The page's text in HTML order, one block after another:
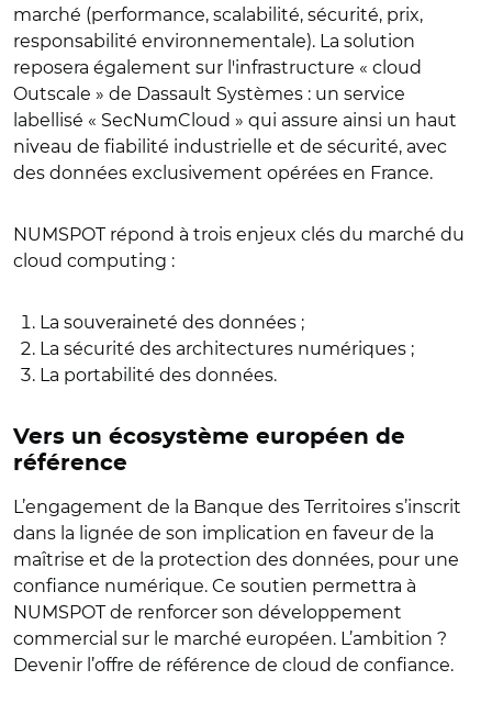
marché (performance, scalabilité, sécurité, prix,
responsabilité environnementale). La solution
reposera également sur l'infrastructure « cloud
Outscale » de Dassault Systèmes : un service
labellisé « SecNumCloud » qui assure ainsi un haut
niveau de fiabilité industrielle et de sécurité, avec
des données exclusivement opérées en France.
NUMSPOT répond à trois enjeux clés du marché du
cloud computing :
La souveraineté des données ;
La sécurité des architectures numériques ;
La portabilité des données.
Vers un écosystème européen de
référence
L’engagement de la Banque des Territoires s’inscrit
dans la lignée de son implication en faveur de la
maîtrise et de la protection des données, pour une
confiance numérique. Ce soutien permettra à
NUMSPOT de renforcer son développement
commercial sur le marché européen. L’ambition ?
Devenir l’offre de référence de cloud de confiance.